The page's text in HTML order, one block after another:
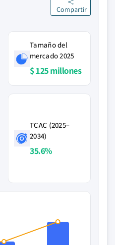
Compartir
Tamaño del
mercado 2025
$ 125 millones
TCAC (2025–
2034)
35.6%